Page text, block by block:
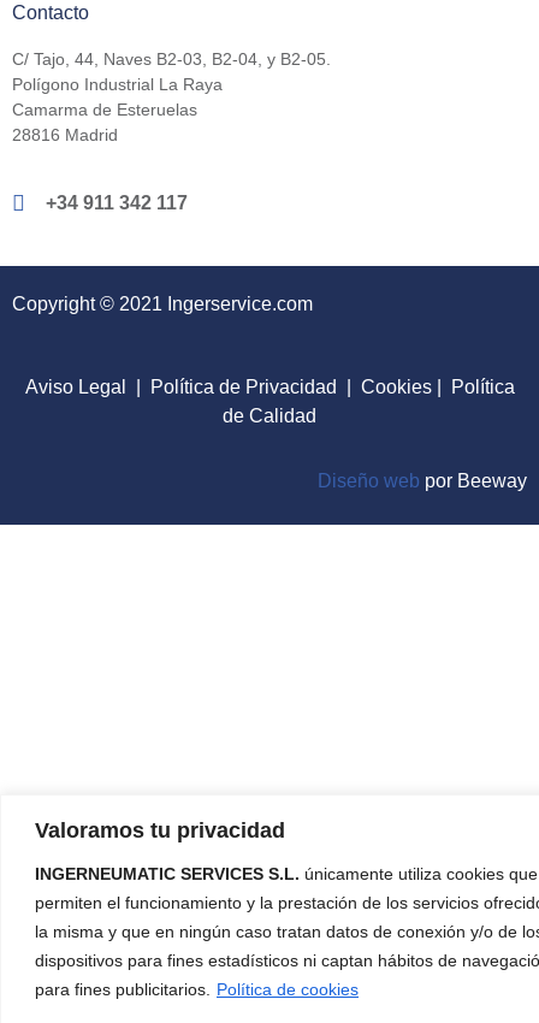
Valoramos tu privacidad
INGERNEUMATIC SERVICES S.L. únicamente utiliza cookies que
permiten el funcionamiento y la prestación de los servicios
la misma y que en ningún caso tratan datos de conexión y/o de
dispositivos para fines estadísticos ni captan hábitos de
para fines publicitarios.
Política de cookies
Contacto
C/ Tajo, 44, Naves B2-03, B2-04, y B2-05.
Polígono Industrial La Raya
Camarma de Esteruelas
28816 Madrid
+34 911 342 117
Copyright © 2021 Ingerservice.com
Aviso Legal Política de Privacidad Cookies|
Política
de Calidad
Diseño web por Beeway